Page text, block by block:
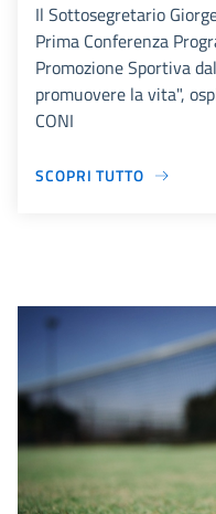
Il Sottosegretario
Prima Conferenza
Promozione Sportiva
promuovere la vita",
CONI
SCOPRI TUTTO